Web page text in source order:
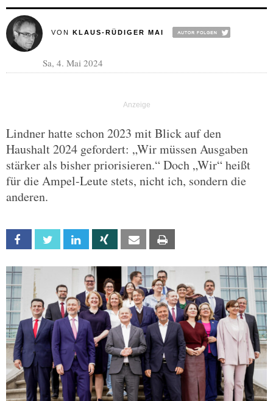
VON KLAUS-RÜDIGER MAI
Sa, 4. Mai 2024
Lindner hatte schon 2023 mit Blick auf den
Haushalt 2024 gefordert: „Wir müssen Ausgaben
stärker als bisher priorisieren.“ Doch „Wir“ heißt
für die Ampel-Leute stets, nicht ich, sondern die
anderen.
Facebook Twitter Linkedin Xing Email